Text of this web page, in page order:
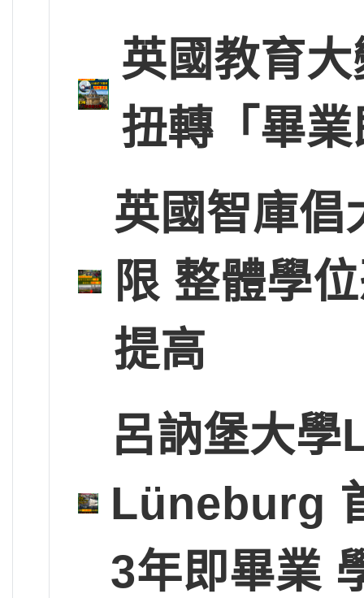
英國教育
扭轉「畢
英國智庫倡
限 整體學
提高
呂訥堡大
Lüneburg
3年即畢業